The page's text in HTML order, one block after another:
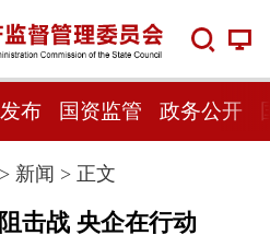
布 国资监管 政务公开
新闻 > 正文
击战 央企在行动